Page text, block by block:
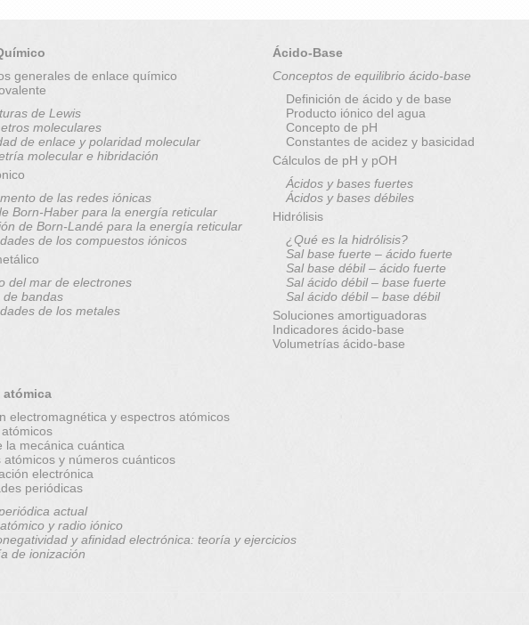
generales de enlace químico
de Lewis
moleculares
de enlace y polaridad molecular
molecular e hibridación
de las redes iónicas
Born-Haber para la energía reticular
de Born-Landé para la energía reticular
de los compuestos iónicos
del mar de electrones
de bandas
de los metales
Ácido-Base
Conceptos de equilibrio ácido-base
Definición de ácido y de base
Producto iónico del agua
Concepto de pH
Constantes de acidez y basicidad
Cálculos de pH y pOH
Ácidos y bases fuertes
Ácidos y bases débiles
Hidrólisis
¿Qué es la hidrólisis?
Sal base fuerte – ácido fuerte
Sal base débil – ácido fuerte
Sal ácido débil – base fuerte
Sal ácido débil – base débil
Soluciones amortiguadoras
Indicadores ácido-base
Volumetrías ácido-base
atómica
electromagnética y espectros atómicos
la mecánica cuántica
atómicos y números cuánticos
electrónica
periódicas
actual
y radio iónico
y afinidad electrónica: teoría y ejercicios
de ionización